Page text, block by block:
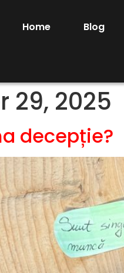
Home Blog
29, 2025
decepție?